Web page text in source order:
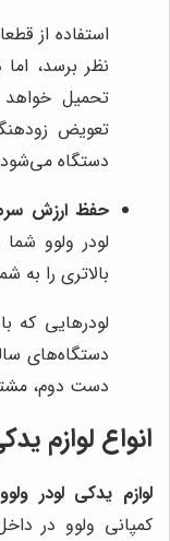
استفاده از
نظر برسد،
تحمیل خواهد
تعویض
دستگاه
حفظ ارزش
لودر ولوو
بالاتری را به
لودرهایی که
دستگاه‌های
دست دوم،
انواع لوازم
لوازم یدکی لودر ولوو
کمپانی ولوو در